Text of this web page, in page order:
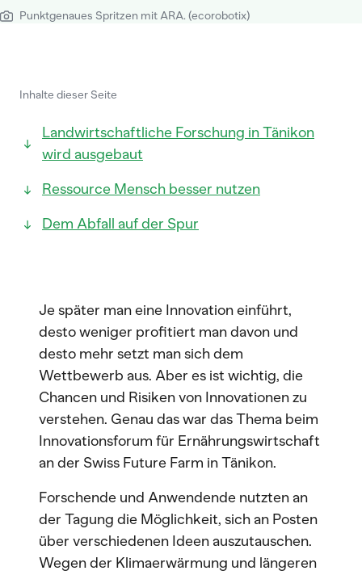
Punktgenaues Spritzen mit ARA. (ecorobotix)
Inhalte dieser Seite
Landwirtschaftliche Forschung in Tänikon
wird ausgebaut
Ressource Mensch besser nutzen
Dem Abfall auf der Spur
Je später man eine Innovation einführt,
desto weniger profitiert man davon und
desto mehr setzt man sich dem
Wettbewerb aus. Aber es ist wichtig, die
Chancen und Risiken von Innovationen zu
verstehen. Genau das war das Thema beim
Innovationsforum für Ernährungswirtschaft
an der Swiss Future Farm in Tänikon.
Forschende und Anwendende nutzten an
der Tagung die Möglichkeit, sich an Posten
über verschiedenen Ideen auszutauschen.
Wegen der Klimaerwärmung und längeren